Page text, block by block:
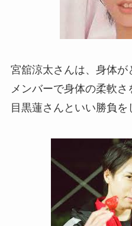
宮舘涼太さんは、身体
メンバーで身体の柔軟
目黒蓮さんといい勝負を